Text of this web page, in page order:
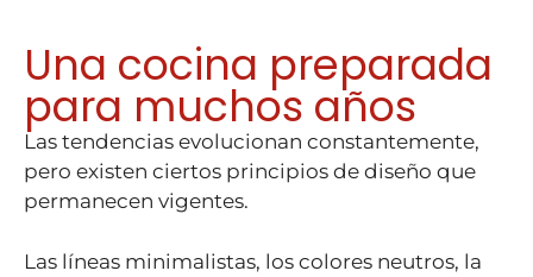
Una cocina preparada
para muchos años
Las tendencias evolucionan constantemente,
pero existen ciertos principios de diseño que
permanecen vigentes.
Las líneas minimalistas, los colores neutros, la